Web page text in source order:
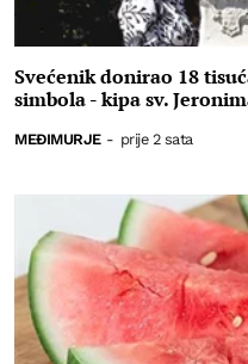
Svećenik donirao 18
simbola - kipa sv.
MEĐIMURJE - prije 2 sata